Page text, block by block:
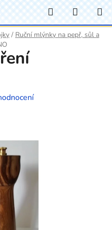
Hledat
KOŠÍK
/ Ruční mlýnky na pepř, sůl a